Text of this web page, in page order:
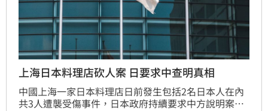
上海日本料理店砍人案 日要求中查明真相
中國上海一家日本料理店日前發生包括2名日本人在內
共3人遭襲受傷事件，日本政府持續要求中方說明案